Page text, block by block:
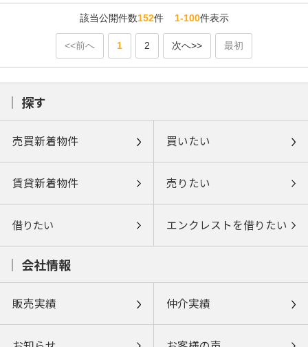
該当公開件数152件1-100件表示
<<前へ 1 2 次へ>> 最初
探す
売買新着物件 買いたい
賃貸新着物件 売りたい
借りたい エンクレストを借りたい
会社情報
販売実績 仲介実績